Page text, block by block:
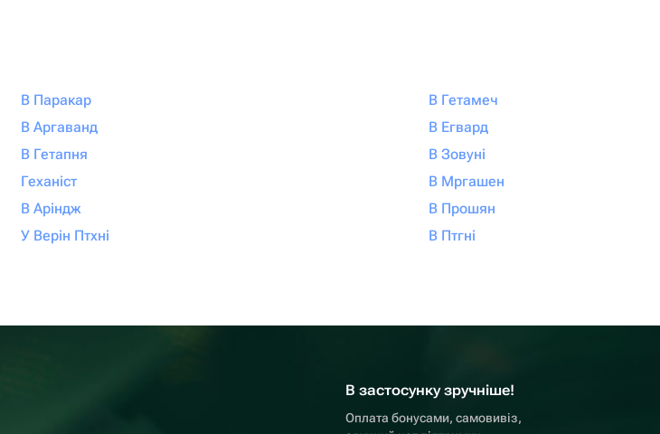
В Паракар
В Аргаванд
В Гетапня
Геханіст
В Аріндж
У Верін Птхні
В Гетамеч
В Егвард
В Зовуні
В Мргашен
В Прошян
В Птгні
В застосунку зручніше!
Оплата бонусами, самовивіз,